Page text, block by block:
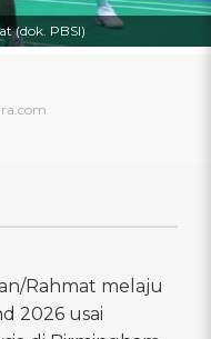
(dok. PBSI)
Rahmat melaju
2026 usai